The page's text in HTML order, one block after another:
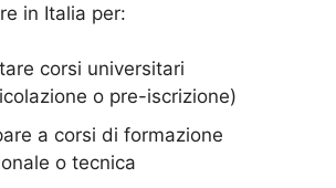
in Italia per:
corsi universitari
o pre-iscrizione)
a corsi di formazione
o tecnica